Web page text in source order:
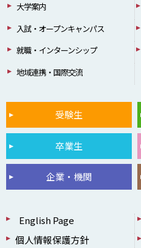
大学案内
入試・オープンキャンパス
就職・インターンシップ
地域連携・国際交流
受験生
卒業生
企業・機関
English Page
個人情報保護方針